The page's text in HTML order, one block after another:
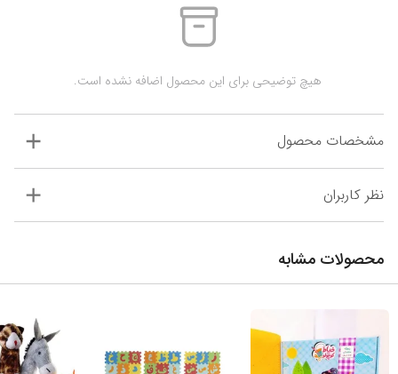
مشخصات محصول
نظر کاربران
محصولات مشابه